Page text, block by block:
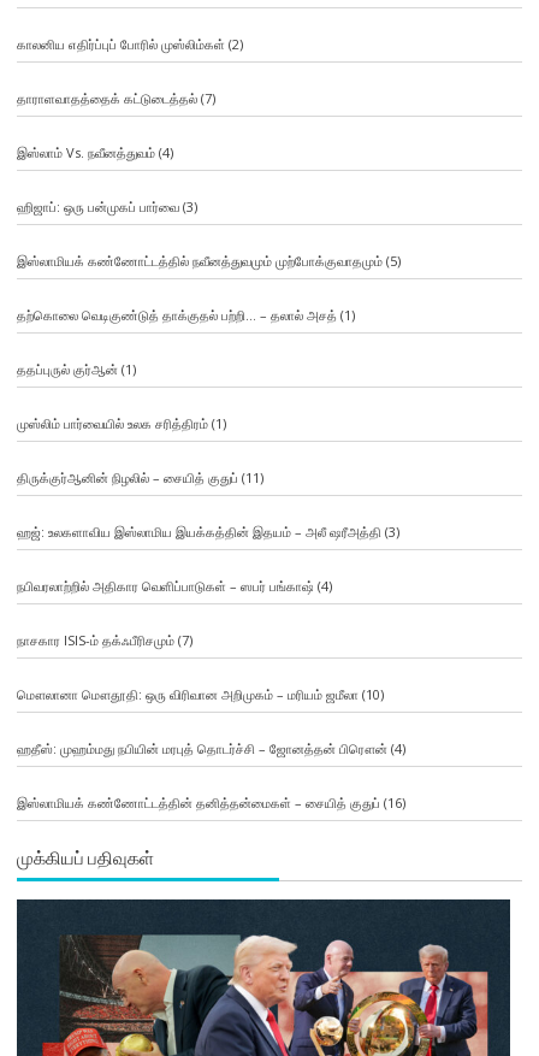
காலனிய எதிர்ப்புப் போரில் முஸ்லிம்கள் (2)
தாராளவாதத்தைக் கட்டுடைத்தல்(7)
இஸ்லாம் Vs. நவீனத்துவம்(4)
ஹிஜாப்: ஒரு பன்முகப் பார்வை(3)
இஸ்லாமியக் கண்ணோட்டத்தில் நவீனத்துவமும் முற்போக்குவாதமும்(5)
தற்கொலை வெடிகுண்டுத் தாக்குதல் பற்றி… – தலால் அசத் (1)
ததப்புருல் குர்ஆன் (1)
முஸ்லிம் பார்வையில் உலக சரித்திரம்(1)
திருக்குர்ஆனின் நிழலில் – சையித் குதுப் (11)
ஹஜ்: உலகளாவிய இஸ்லாமிய இயக்கத்தின் இதயம் – அலீ ஷரீஅத்தி (3)
நபிவரலாற்றில் அதிகார வெளிப்பாடுகள் – ஸபர் பங்காஷ் (4)
நாசகார ISIS-ம் தக்ஃபீரிசமும்(7)
மௌலானா மௌதூதி: ஒரு விரிவான அறிமுகம் – மரியம் ஜமீலா (10)
ஹதீஸ்: முஹம்மது நபியின் மரபுத் தொடர்ச்சி – ஜோனத்தன் பிரௌன் (4)
இஸ்லாமியக் கண்ணோட்டத்தின் தனித்தன்மைகள் – சையித் குதுப் (16)
முக்கியப் பதிவுகள்